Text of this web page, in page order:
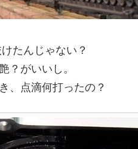
たんじゃない？
？がいいし。
、点滴何打ったの？